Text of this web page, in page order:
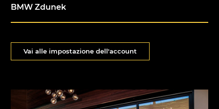
BMW Zdunek
Vai alle impostazione dell'account